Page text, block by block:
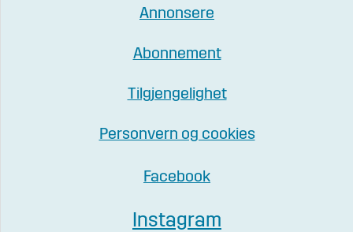
Annonsere
Abonnement
Tilgjengelighet
Personvern og cookies
Facebook
Instagram